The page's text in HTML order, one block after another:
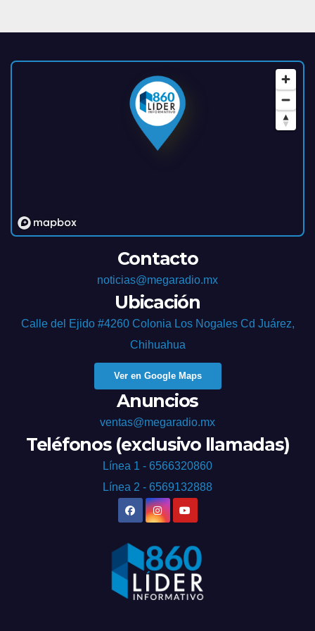
Contacto
noticias@megaradio.mx
Ubicación
Calle del Ejido #4260 Colonia Los Nogales Cd Juárez,
Chihuahua
Ver en Google Maps
Anuncios
ventas@megaradio.mx
Teléfonos (exclusivo llamadas)
Línea 1 - 6566320860
Línea 2 - 6569132888